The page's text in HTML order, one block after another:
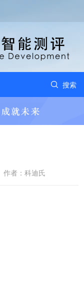
 搜索
作者：科迪氏